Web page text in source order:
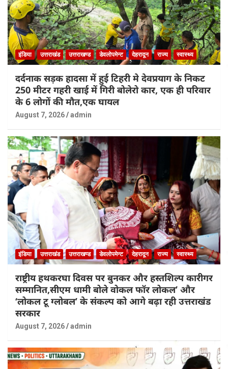
इंडिया उत्तराखंड उत्तराखण्ड डेवलोपमेन्ट देहरादून राज्य स्वास्थ्य
दर्दनाक सड़क हादसा में हुई टिहरी मे देवप्रयाग के निकट
250 मीटर गहरी खाई में गिरी बोलेरो कार, एक ही परिवार
के 6 लोगों की मौत,एक घायल
August 7, 2026 admin
इंडिया उत्तराखंड उत्तराखण्ड डेवलोपमेन्ट देहरादून राज्य स्वास्थ्य
राष्ट्रीय हथकरघा दिवस पर बुनकर और हस्तशिल्प कारीगर
सम्मानित,सीएम धामी बोले वोकल फॉर लोकल’ और
‘लोकल टू ग्लोबल’ के संकल्प को आगे बढ़ा रही उत्तराखंड
सरकार
August 7, 2026 admin